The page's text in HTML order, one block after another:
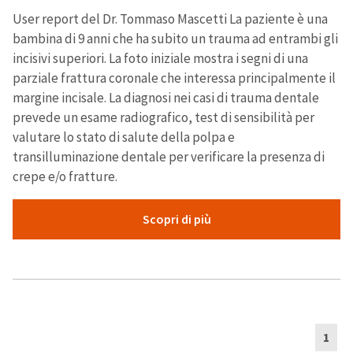
User report del Dr. Tommaso Mascetti La paziente è una
bambina di 9 anni che ha subito un trauma ad entrambi gli
incisivi superiori. La foto iniziale mostra i segni di una
parziale frattura coronale che interessa principalmente il
margine incisale. La diagnosi nei casi di trauma dentale
prevede un esame radiografico, test di sensibilità per
valutare lo stato di salute della polpa e
transilluminazione dentale per verificare la presenza di
crepe e/o fratture.
Scopri di più
1